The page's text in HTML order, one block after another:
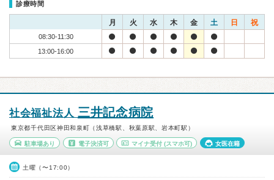
診療時間
月 火 水 木 金 土 日 祝
08:30-11:30
13:00-16:00
社会福祉法人 三井記念病院
東京都千代田区神田和泉町（浅草橋駅、秋葉原駅、岩本町駅）
駐車場あり 電子決済可 マイナ受付 (スマホ可) 女医在籍
土曜（〜17:00）